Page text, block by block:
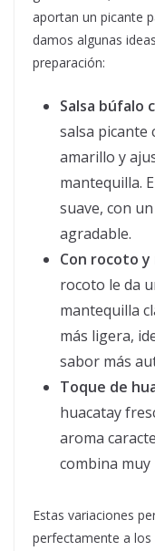
aportan un picante
damos algunas
preparación:
Salsa búfalo
salsa picante
amarillo y
mantequilla.
suave, con
agradable.
Con rocoto
rocoto le da
mantequilla
más ligera,
sabor más
Toque de
huacatay
aroma
combina muy
Estas variaciones
perfectamente a los